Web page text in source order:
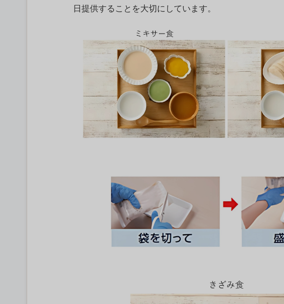
日提供することを大切にしています。